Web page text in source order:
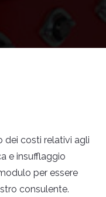
dei costi relativi agli
e insufflaggio
per essere
consulente.